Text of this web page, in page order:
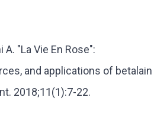
A. "La Vie En Rose":
and applications of betalain
2018;11(1):7-22.